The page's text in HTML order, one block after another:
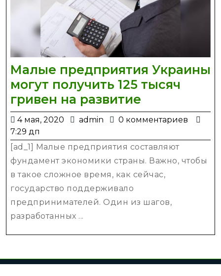
Малые предприятия Украины
могут получить 125 тысяч
гривен на развитие
Украины
могут
получить
125
гривен
развитие
4 мая, 2020
4
2020
admin admin
0 комментариев
7:29 дп
[ad_1] Малые предприятия составляют
фундамент экономики страны. Важно, чтобы
в такое сложное время, как сейчас,
государство поддерживало
предпринимателей. Один из шагов,
разработанных ...